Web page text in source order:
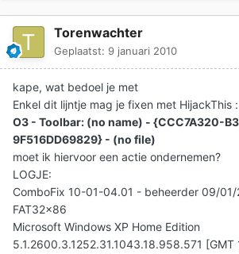
Torenwachter
Geplaatst: 9 januari 2010
kape, wat bedoel je met
Enkel dit lijntje mag je fixen met HijackThis :
O3 - Toolbar: (no name) - {CCC7A320-
9F516DD69829} - (no file)
moet ik hiervoor een actie ondernemen?
LOGJE:
ComboFix 10-01-04.01 - beheerder 09/
FAT32x86
Microsoft Windows XP Home Edition
5.1.2600.3.1252.31.1043.18.958.571 [GMT